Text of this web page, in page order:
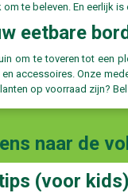
om te beleven. En eerlijk
eetbare
om te toveren tot een
en accessoires. Onze
op voorraad zijn?
naar de
(voor